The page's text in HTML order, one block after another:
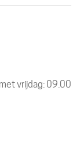
vrijdag: 09.00